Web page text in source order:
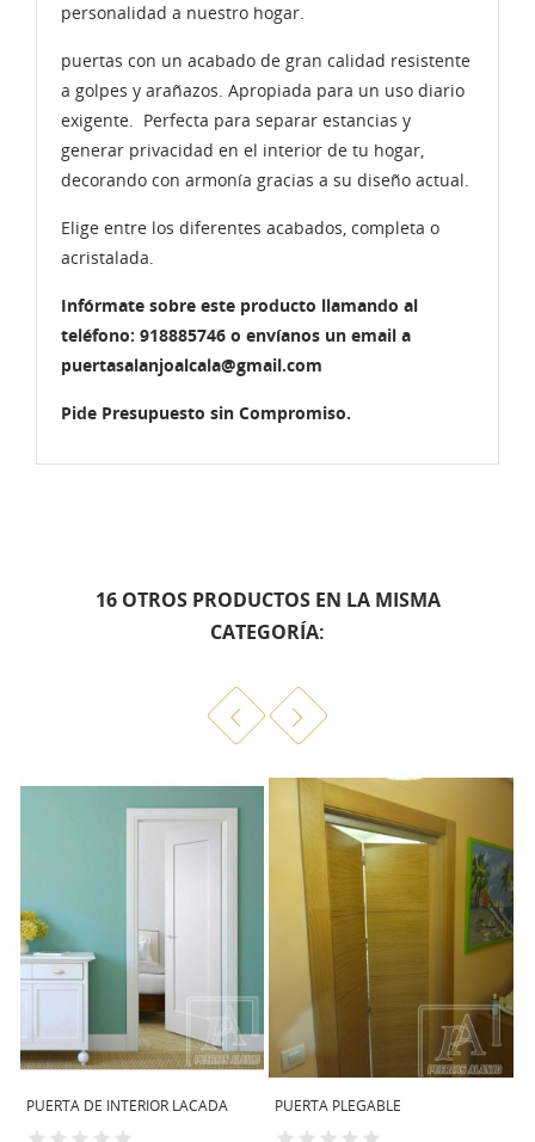
personalidad a nuestro hogar.
puertas con un acabado de gran calidad resistente
a golpes y arañazos. Apropiada para un uso diario
exigente. Perfecta para separar estancias y
generar privacidad en el interior de tu hogar,
decorando con armonía gracias a su diseño actual.
Elige entre los diferentes acabados, completa o
acristalada.
Infórmate sobre este producto llamando al
teléfono: 918885746 o envíanos un email a
puertasalanjoalcala@gmail.com
Pide Presupuesto sin Compromiso.
16 OTROS PRODUCTOS EN LA MISMA
CATEGORÍA:
PUERTA DE INTERIOR LACADA PUERTA PLEGABLE